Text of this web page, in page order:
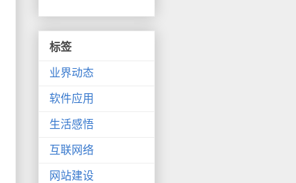
标签
业界动态
软件应用
生活感悟
互联网络
网站建设